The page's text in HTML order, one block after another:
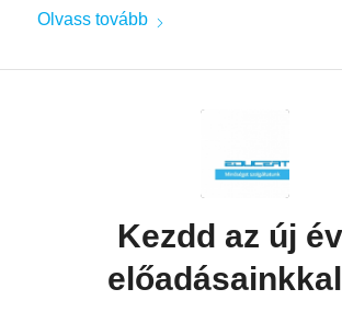
Olvass tovább
Kezdd az új